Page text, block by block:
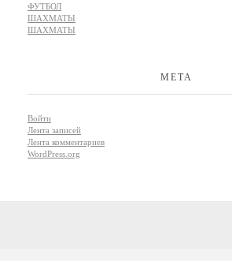
ФУТБОЛ
ШАХМАТЫ
ШАХМАТЫ
МЕТА
Войти
Лента записей
Лента комментариев
WordPress.org